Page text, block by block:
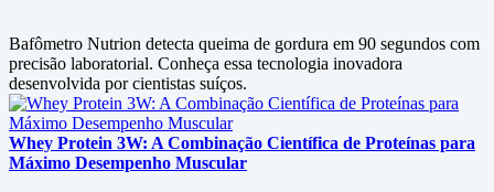
Bafômetro Nutrion detecta queima de gordura em 90 segundos com
precisão laboratorial. Conheça essa tecnologia inovadora
desenvolvida por cientistas suíços.
Whey Protein 3W: A Combinação Científica de Proteínas para
Máximo Desempenho Muscular